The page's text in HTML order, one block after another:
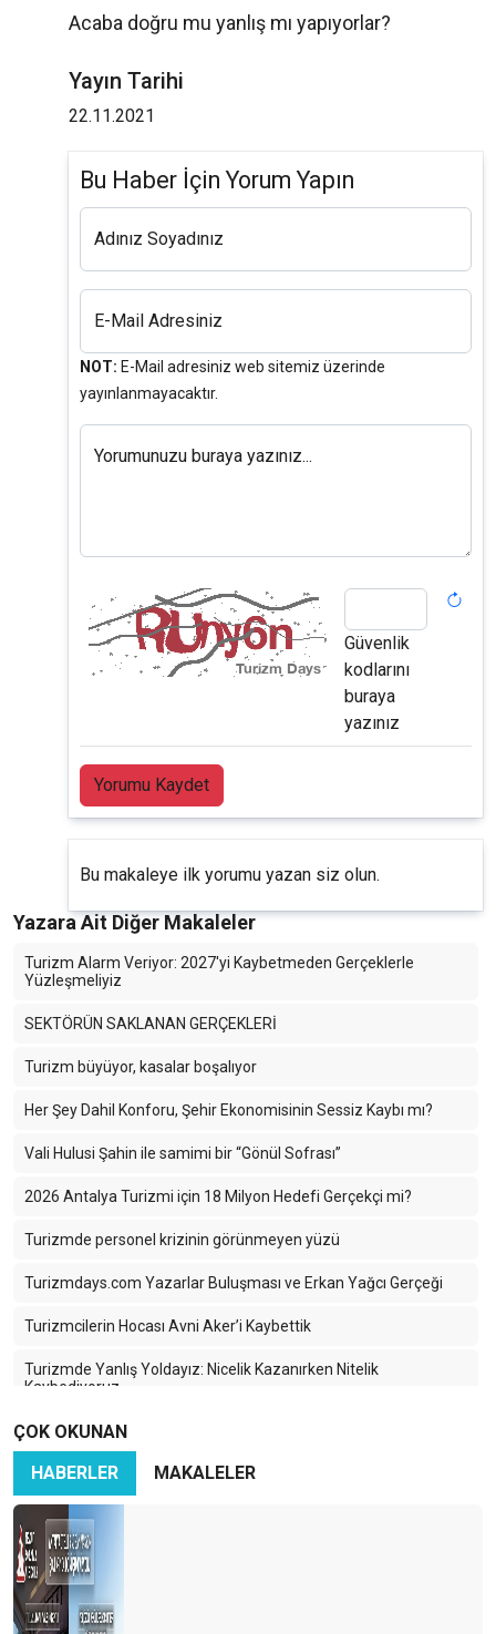
Acaba doğru mu yanlış mı yapıyorlar?
Yayın Tarihi
22.11.2021
Bu Haber İçin Yorum Yapın
Adınız Soyadınız
E-Mail Adresiniz
NOT: E-Mail adresiniz web sitemiz üzerinde
yayınlanmayacaktır.
Yorumunuzu buraya yazınız...
Güvenlik
kodlarını
buraya
yazınız
Yorumu Kaydet
Bu makaleye ilk yorumu yazan siz olun.
Yazara Ait Diğer Makaleler
Turizm Alarm Veriyor: 2027'yi Kaybetmeden Gerçeklerle
Yüzleşmeliyiz
SEKTÖRÜN SAKLANAN GERÇEKLERİ
Turizm büyüyor, kasalar boşalıyor
Her Şey Dahil Konforu, Şehir Ekonomisinin Sessiz Kaybı mı?
Vali Hulusi Şahin ile samimi bir “Gönül Sofrası”
2026 Antalya Turizmi için 18 Milyon Hedefi Gerçekçi mi?
Turizmde personel krizinin görünmeyen yüzü
Turizmdays.com Yazarlar Buluşması ve Erkan Yağcı Gerçeği
Turizmcilerin Hocası Avni Aker’i Kaybettik
Turizmde Yanlış Yoldayız: Nicelik Kazanırken Nitelik
Kaybediyoruz
Türkiye Turizminde 2025: Ayağımıza Kurşun Sıkıyoruz
Karadeniz’in Sessiz Güzelliği: Turizmin Yükselen Yıldızı Ama
Hangi Bedelle?
İran-İsrail Savaşı Turizmi Vurdu: Türk Turizmi Tehlikede mi?
Azerbaycan Turizme Göz Kırpıyor
Türkiye’nin En Büyük Rakibi: Yine Türkiye
ÇOK OKUNAN
HABERLER
MAKALELER